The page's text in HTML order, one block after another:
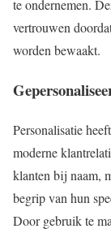
te ondernemen.
vertrouwen
worden bewaakt.
Personalisatie
moderne
klanten bij naam,
begrip van hun
Door gebruik te